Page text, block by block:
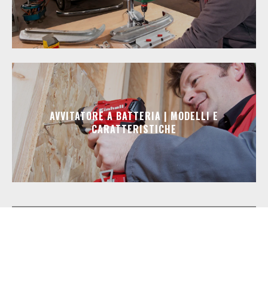
AVVITATORE A BATTERIA | MODELLI E
CARATTERISTICHE